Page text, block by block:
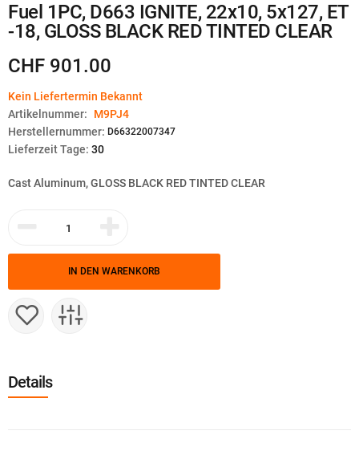
Zum
Anfang
der
Bildgalerie
Fuel 1PC, D663 IGNITE, 22x10, 5x127, ET
-18, GLOSS BLACK RED TINTED CLEAR
CHF 901.00
Kein Liefertermin Bekannt
Artikelnummer:
M9PJ4
Herstellernummer: D66322007347
Lieferzeit Tage: 30
Cast Aluminum, GLOSS BLACK RED TINTED CLEAR
IN DEN WARENKORB
Details